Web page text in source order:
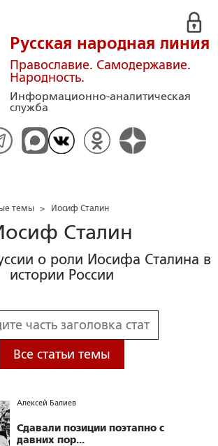
Русская народная линия
Православие. Самодержавие.
Народность.
Информационно-аналитическая
служба
темы > Иосиф Сталин
Сталин
о роли Иосифа Сталина в
истории России
Все статьи темы
Алексей Балиев
Сдавали позиции поэтапно с
давних пор...